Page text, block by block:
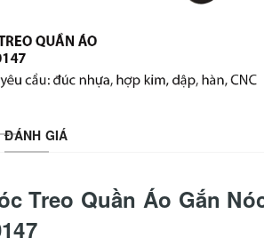
ĐÁNH GIÁ
Treo Quần Áo Gắn